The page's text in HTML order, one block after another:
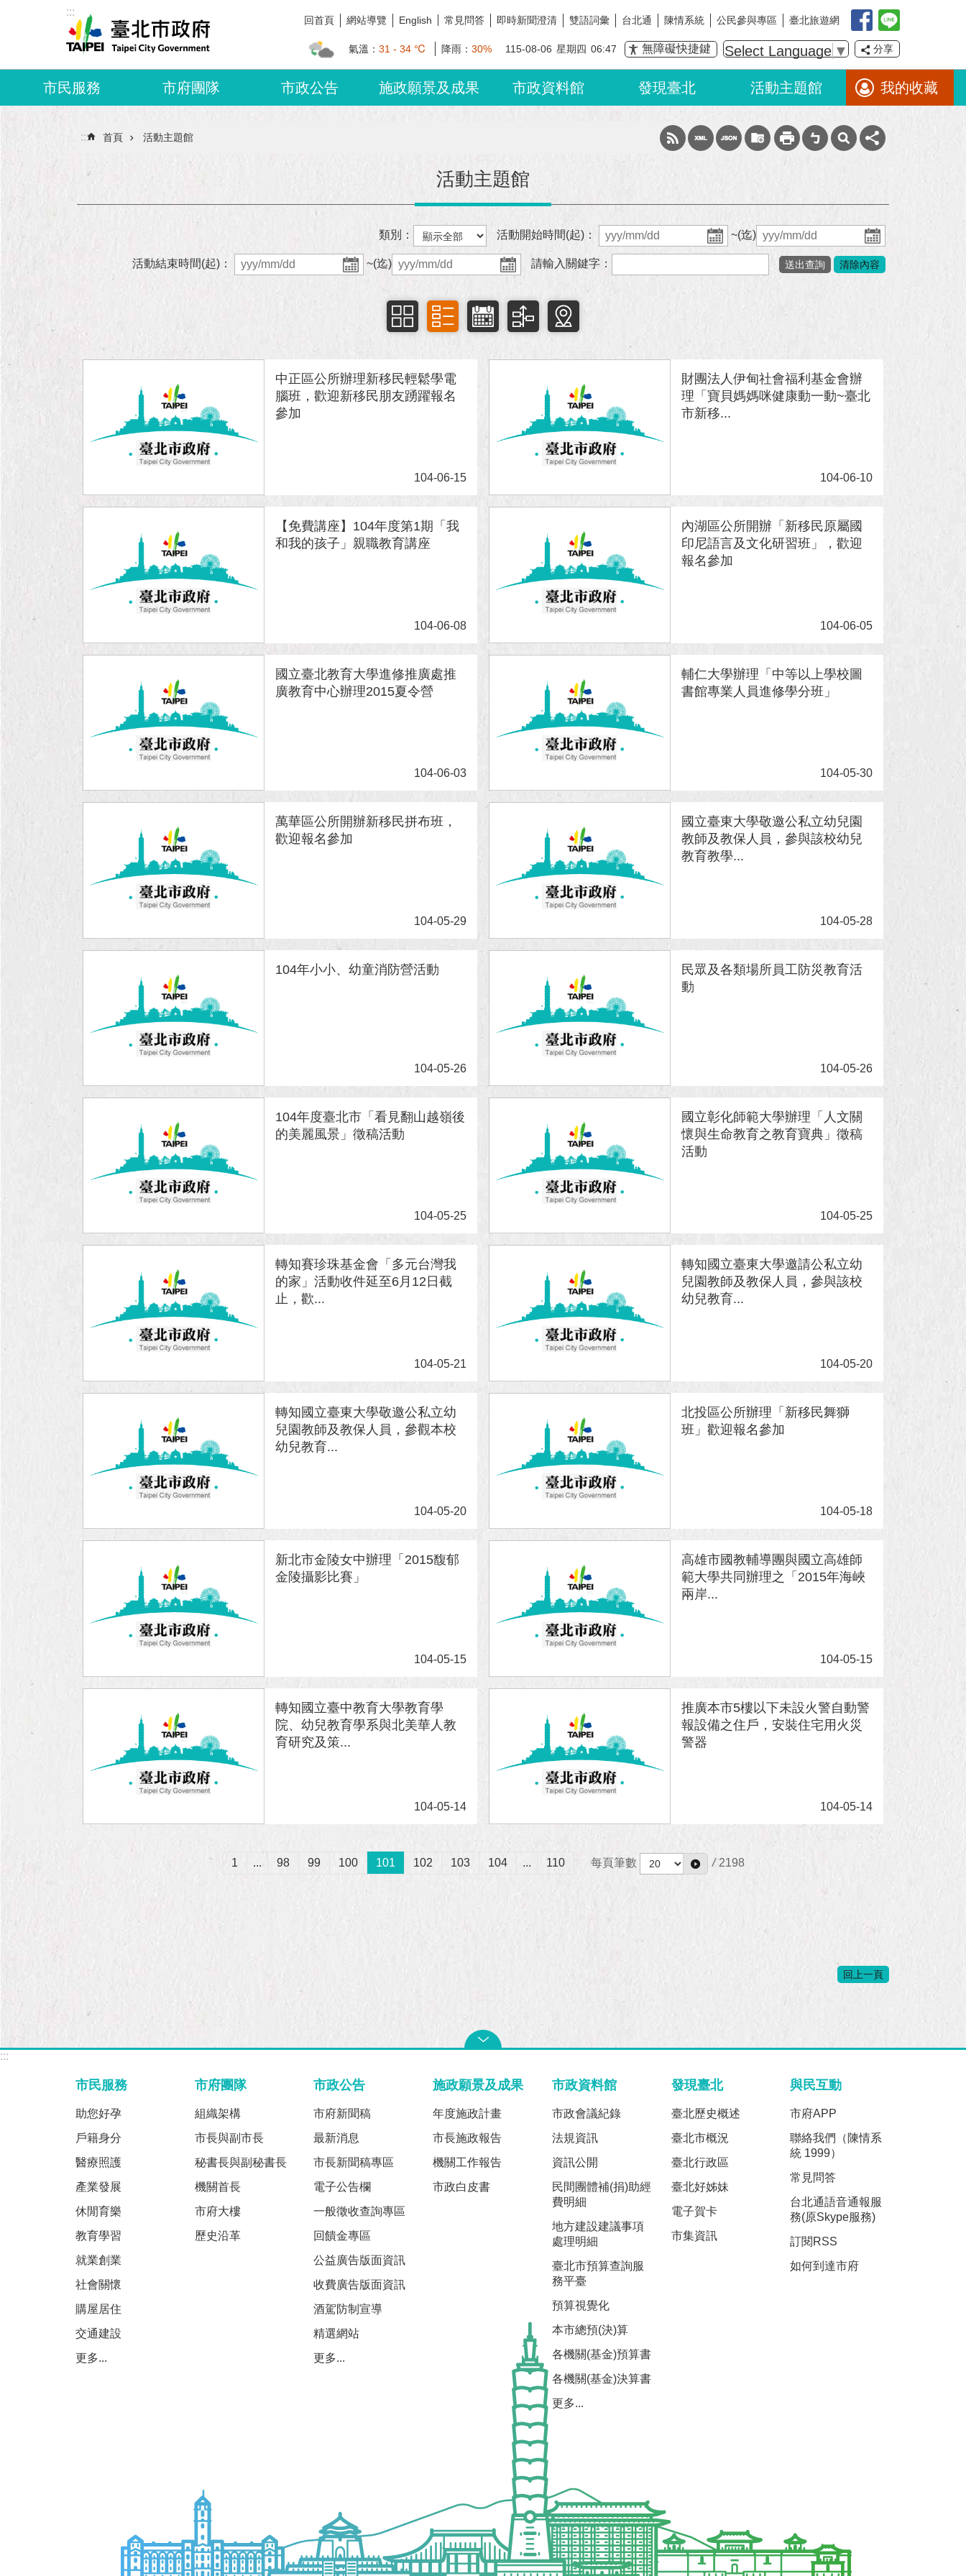
跳到主要內容區塊
:::
回首頁 網站導覽 English 常見問答 即時新聞澄清 雙語詞彙 台北通 陳情系統 公民參與專區 臺北旅遊網
氣溫： 31 - 34 ℃ 降雨： 30% 115-08-06 星期四 06:47 無障礙快捷鍵 Select Language ▼ 分享
市民服務 市府團隊 市政公告 施政願景及成果 市政資料館 發現臺北 活動主題館 我的收藏
::: 首頁 活動主題館
活動主題館
類別： 活動開始時間(起)： ~(迄)
活動結束時間(起)： ~(迄) 請輸入關鍵字：
中正區公所辦理新移民輕鬆學電
腦班，歡迎新移民朋友踴躍報名
參加
104-06-15
財團法人伊甸社會福利基金會辦
理「寶貝媽媽咪健康動一動~臺北
市新移...
104-06-10
【免費講座】104年度第1期「我
和我的孩子」親職教育講座
104-06-08
內湖區公所開辦「新移民原屬國
印尼語言及文化研習班」，歡迎
報名參加
104-06-05
國立臺北教育大學進修推廣處推
廣教育中心辦理2015夏令營
104-06-03
輔仁大學辦理「中等以上學校圖
書館專業人員進修學分班」
104-05-30
萬華區公所開辦新移民拼布班，
歡迎報名參加
104-05-29
國立臺東大學敬邀公私立幼兒園
教師及教保人員，參與該校幼兒
教育教學...
104-05-28
104年小小、幼童消防營活動
104-05-26
民眾及各類場所員工防災教育活
動
104-05-26
104年度臺北市「看見翻山越嶺後
的美麗風景」徵稿活動
104-05-25
國立彰化師範大學辦理「人文關
懷與生命教育之教育寶典」徵稿
活動
104-05-25
轉知賽珍珠基金會「多元台灣我
的家」活動收件延至6月12日截
止，歡...
104-05-21
轉知國立臺東大學邀請公私立幼
兒園教師及教保人員，參與該校
幼兒教育...
104-05-20
轉知國立臺東大學敬邀公私立幼
兒園教師及教保人員，參觀本校
幼兒教育...
104-05-20
北投區公所辦理「新移民舞獅
班」歡迎報名參加
104-05-18
新北市金陵女中辦理「2015馥郁
金陵攝影比賽」
104-05-15
高雄市國教輔導團與國立高雄師
範大學共同辦理之「2015年海峽
兩岸...
104-05-15
轉知國立臺中教育大學教育學
院、幼兒教育學系與北美華人教
育研究及策...
104-05-14
推廣本市5樓以下未設火警自動警
報設備之住戶，安裝住宅用火災
警器
104-05-14
1 ... 98 99 100 101 102 103 104 ... 110 每頁筆數 / 2198
回上一頁
:::
市民服務
助您好孕
戶籍身分
醫療照護
產業發展
休閒育樂
教育學習
就業創業
社會關懷
購屋居住
交通建設
更多...
市府團隊
組織架構
市長與副市長
秘書長與副秘書長
機關首長
市府大樓
歷史沿革
市政公告
市府新聞稿
最新消息
市長新聞稿專區
電子公告欄
一般徵收查詢專區
回饋金專區
公益廣告版面資訊
收費廣告版面資訊
酒駕防制宣導
精選網站
更多...
施政願景及成果
年度施政計畫
市長施政報告
機關工作報告
市政白皮書
市政資料館
市政會議紀錄
法規資訊
資訊公開
民間團體補(捐)助經
費明細
地方建設建議事項
處理明細
臺北市預算查詢服
務平臺
預算視覺化
本市總預(決)算
各機關(基金)預算書
各機關(基金)決算書
更多...
發現臺北
臺北歷史概述
臺北市概況
臺北行政區
臺北好姊妹
電子賀卡
市集資訊
與民互動
市府APP
聯絡我們（陳情系
統 1999）
常見問答
台北通語音通報服
務(原Skype服務)
訂閱RSS
如何到達市府